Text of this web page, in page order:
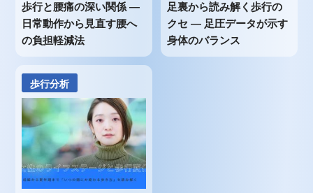
歩行と腰痛の深い関係 ―
日常動作から見直す腰へ
の負担軽減法
足裏から読み解く歩行の
クセ ― 足圧データが示す
身体のバランス
歩行分析